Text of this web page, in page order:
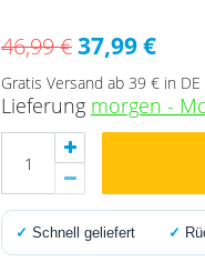
46,99 €37,99 €
Gratis Versand ab 39 € in
Lieferung morgen -
✓ Schnell geliefert ✓